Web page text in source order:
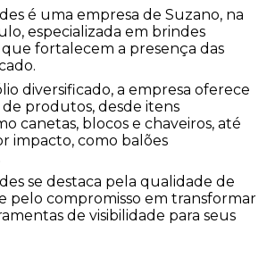
é uma empresa de Suzano, na
especializada em brindes
fortalecem a presença das
diversificado, a empresa oferece
produtos, desde itens
canetas, blocos e chaveiros, até
impacto, como balões
se destaca pela qualidade de
pelo compromisso em transformar
de visibilidade para seus